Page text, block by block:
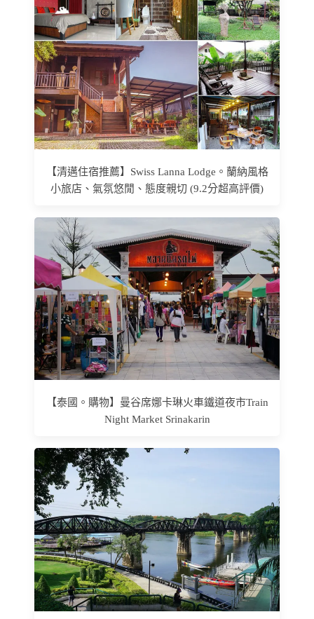
【清邁住宿推薦】Swiss Lanna Lodge。蘭納風格
小旅店、氣氛悠閒、態度親切 (9.2分超高評價)
【泰國。購物】曼谷席娜卡琳火車鐵道夜市Train
Night Market Srinakarin